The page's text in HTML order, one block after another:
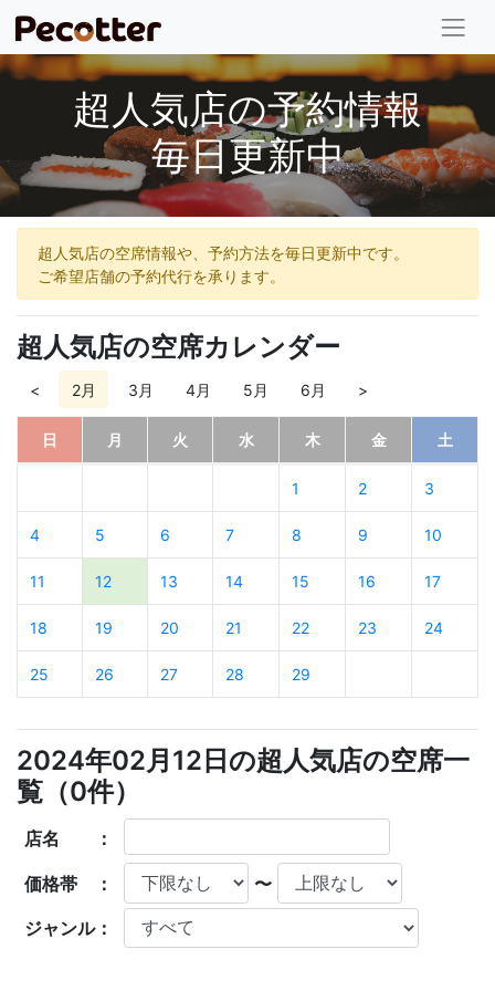
超人気店の予約情報
毎日更新中
超人気店の空席情報や、予約方法を毎日更新中です。
ご希望店舗の予約代行を承ります。
超人気店の空席カレンダー
< 2月 3月 4月 5月 6月 >
日 月 火 水 木 金 土
1 2 3
4 5 6 7 8 9 10
11 12 13 14 15 16 17
18 19 20 21 22 23 24
25 26 27 28 29
2024年02月12日の超人気店の空席一
覧（0件）
店名 ：
価格帯 ： 〜
ジャンル：